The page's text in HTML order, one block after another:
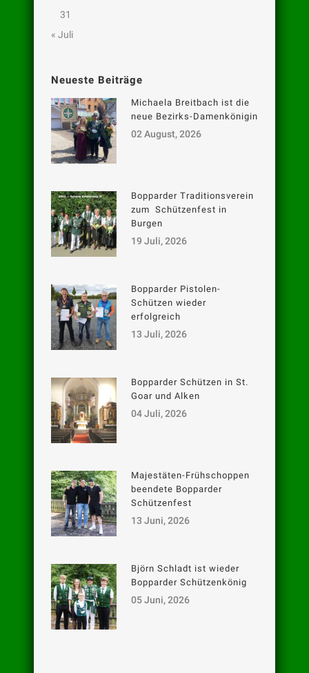
31
« Juli
Neueste Beiträge
Michaela Breitbach ist die
neue Bezirks-Damenkönigin
02 August, 2026
Bopparder Traditionsverein
zum Schützenfest in
Burgen
19 Juli, 2026
Bopparder Pistolen-
Schützen wieder
erfolgreich
13 Juli, 2026
Bopparder Schützen in St.
Goar und Alken
04 Juli, 2026
Majestäten-Frühschoppen
beendete Bopparder
Schützenfest
13 Juni, 2026
Björn Schladt ist wieder
Bopparder Schützenkönig
05 Juni, 2026